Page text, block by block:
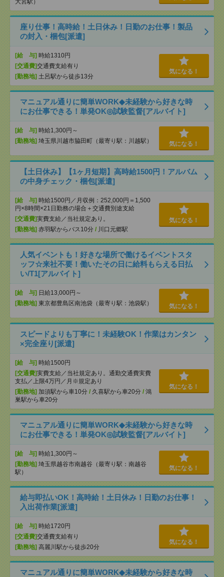
大宮駅）
座り仕事！高時給！土日休み！日勤のお仕事！製品
の封入・梱包[派遣]
[給 与] 時給1310円
[交通費]交通費支給有り
[勤務地] 土呂駅から徒歩13分
気になる！
マニュアル通りに簡単WORK◆未経験から好きな時
にお仕事できる！単発OK◎試験監督[アルバイト]
[給 与] 時給1,300円～
[勤務地] 埼玉県川越市脇田町（最寄り駅：川越駅） 気になる！
【土日休み】【1ヶ月短期】高時給1500円！アルバム
の中身チェック・梱包[派遣]
[給 与] 時給1500円／月収例：252,000円＝1,500
円×8時間×21日勤務の場合＋交通費別途支給
[交通費]実費支給／当社規定あり。
[勤務地] 赤羽駅からバス10分 / 川口元郷駅
気になる！
人気イベントも！好きな場所で働けるイベントスタ
ッフ☆来社不要！働いたその日に給料もらえる日払
い/T1[アルバイト]
[給 与] 日給13,000円～
[勤務地] 東京都豊島区南池袋（最寄り駅：池袋駅） 気になる！
スピードよりも丁寧に！未経験OK！作業はカンタン
×完全座り[派遣]
[給 与] 時給1500円
[交通費]実費支給／当社規定あり。通勤交通費実費
支払／上限4万円／月※規定あり
[勤務地] 加須駅から車10分 / 久喜駅から車20分 / 鴻
巣駅から車20分
気になる！
マニュアル通りに簡単WORK◆未経験から好きな時
にお仕事できる！単発OK◎試験監督[アルバイト]
[給 与] 時給1,300円～
[勤務地] 埼玉県越谷市南越谷（最寄り駅：南越谷
駅）
気になる！
給与即払いOK！高時給！土日休み！日勤のお仕事！
入出荷作業[派遣]
[給 与] 時給1720円
[交通費]交通費支給有り
[勤務地] 高麗川駅から徒歩20分
気になる！
マニュアル通りに簡単WORK◆未経験から好きな時